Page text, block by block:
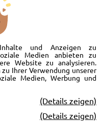
und Anzeigen zu
Medien anbieten zu
Website zu analysieren.
Ihrer Verwendung unserer
Medien, Werbung und
(Details zeigen)
(Details zeigen)
in Passau zu begrüßen. Wir
die Automarken Ford, Land
und Citroen. Hier in Passau
Wir bieten Ihnen Beratung,
Wollen Sie erstmal in Ruhe
Artikel durchstöbern
doch lieber eine Volvo Jacke
tolle Fotos mit allen Infos
Schreiben Sie eine Mail,